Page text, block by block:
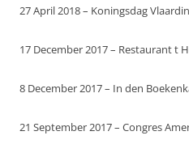
27 April 2018 – Koningsdag
17 December 2017 – Restaurant t
8 December 2017 – In den
21 September 2017 – Congres